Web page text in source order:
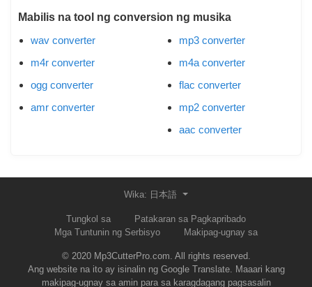
Mabilis na tool ng conversion ng musika
wav converter
m4r converter
ogg converter
amr converter
mp3 converter
m4a converter
flac converter
mp2 converter
aac converter
Wika: 日本語
Tungkol sa
Patakaran sa Pagkapribado
Mga Tuntunin ng Serbisyo
Makipag-ugnay sa
© 2020 Mp3CutterPro.com. All rights reserved.
Ang website na ito ay isinalin ng Google Translate. Maaari kang
makipag-ugnay sa amin para sa karagdagang pagsasalin